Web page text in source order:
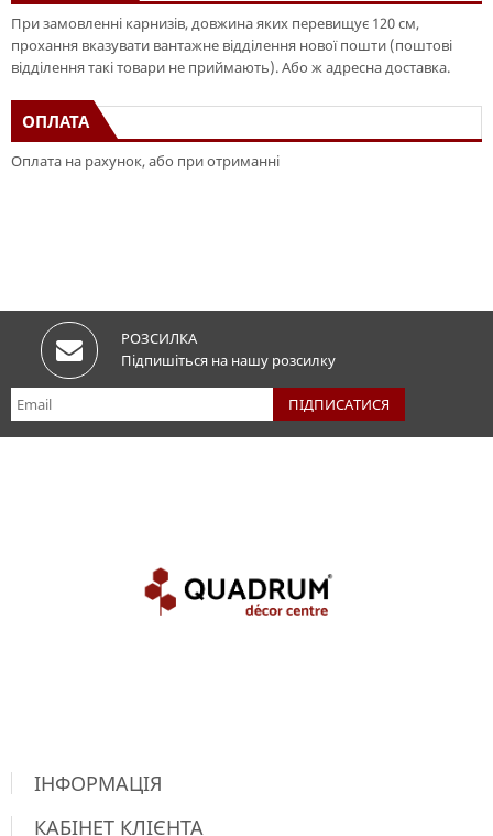
При замовленні карнизів, довжина яких перевищує 120 см,
прохання вказувати вантажне відділення нової пошти (поштові
відділення такі товари не приймають). Або ж адресна доставка.
ОПЛАТА
Оплата на рахунок, або при отриманні
РОЗСИЛКА
Підпишіться на нашу розсилку
ІНФОРМАЦІЯ
КАБІНЕТ КЛІЄНТА